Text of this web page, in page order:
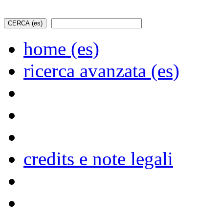
home (es)
ricerca avanzata (es)
credits e note legali